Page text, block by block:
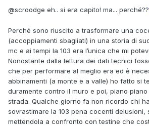
@scroodge eh.. si era capito! ma... perché??
Perché sono riuscito a trasformare una
(accoppiamenti sbagliati) in una storia di
mc e ai tempi la 103 era l’unica che mi
Nonostante dalla lettura dei dati tecnici
che per performare al meglio era ed è
abbinamenti (a monte e a valle) ho fatto si
duramente contro il muro e poi, piano
strada. Qualche giorno fa non ricordo chi
sovrastimare la 103 pena cocenti delusioni,
mettendola a confronto con testine che